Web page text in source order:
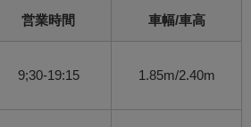
営業時間 車幅/車高
9;30-19:15 1.85m/2.40m